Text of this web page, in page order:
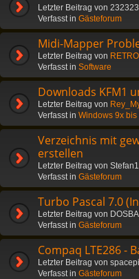
Letzter Beitrag von 232323
Verfasst in Gästeforum
Midi-Mapper
Letzter Beitrag von
Verfasst in Software
Downloads KFM1
Letzter Beitrag von
Verfasst in Windows 9x bis
Verzeichnis mit
erstellen
Letzter Beitrag von Stefan1
Verfasst in Gästeforum
Turbo Pascal 7.0
Letzter Beitrag von
Verfasst in Gästeforum
Compaq LTE286 -
Letzter Beitrag von
Verfasst in Gästeforum